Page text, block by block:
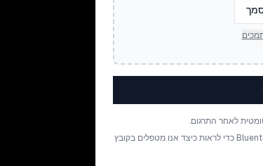
לאחר התרגום.
של Bluente כדי לראות כיצד אנו מטפלים בקובץ